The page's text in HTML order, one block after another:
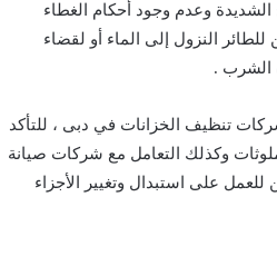
الشديدة وعدم وجود أحكام الغطاء
النزول إلى الماء أو لقضاء
الشرب .
تنظيف الخزانات في دبى ، للتأكد
وكذلك التعامل مع شركات صيانة
للعمل على استبدال وتغيير الأجزاء